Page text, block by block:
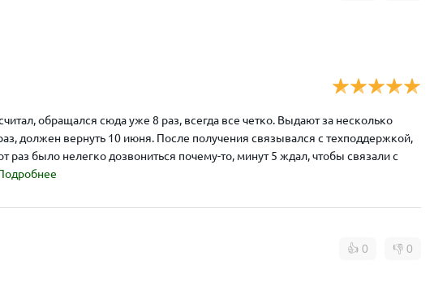
обращался сюда уже 8 раз, всегда все четко. Выдают за несколько
должен вернуть 10 июня. После получения связывался с техподдержкой,
раз было нелегко дозвониться почему-то, минут 5 ждал, чтобы связали с
👍 0 👎 0